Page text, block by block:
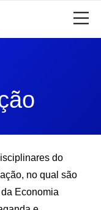
do
no qual são
Economia